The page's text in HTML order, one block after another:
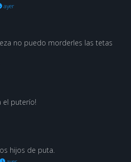
ayer
no puedo morderles las tetas
el puterío!
hijos de puta.